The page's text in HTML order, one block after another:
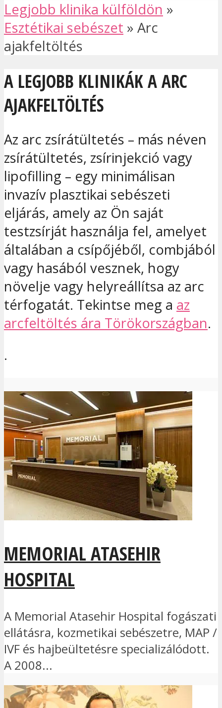
Legjobb klinika külföldön »
Esztétikai sebészet » Arc
ajakfeltöltés
A LEGJOBB KLINIKÁK A ARC
AJAKFELTÖLTÉS
Az arc zsírátültetés – más néven
zsírátültetés, zsírinjekció vagy
lipofilling – egy minimálisan
invazív plasztikai sebészeti
eljárás, amely az Ön saját
testzsírját használja fel, amelyet
általában a csípőjéből, combjából
vagy hasából vesznek, hogy
növelje vagy helyreállítsa az arc
térfogatát. Tekintse meg a az
arcfeltöltés ára Törökországban.
.
MEMORIAL ATASEHIR
HOSPITAL
A Memorial Atasehir Hospital fogászati
ellátásra, kozmetikai sebészetre, MAP /
IVF és hajbeültetésre specializálódott.
A 2008...